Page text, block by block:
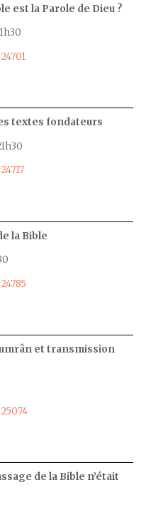
est la Parole de Dieu ?
textes fondateurs
la Bible
et transmission
de la Bible n’était